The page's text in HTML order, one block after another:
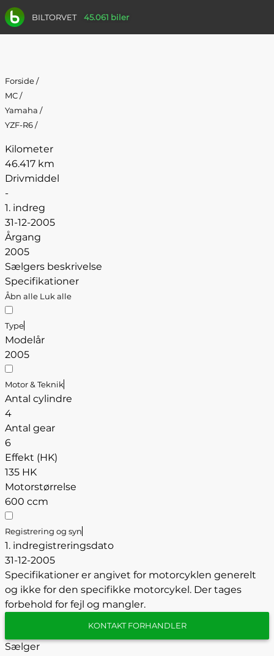
BILTORVET 45.061 biler
Forside/
MC/
Yamaha /
YZF-R6/
Kilometer
46.417 km
Drivmiddel
-
1. indreg
31-12-2005
Årgang
2005
Sælgers beskrivelse
Specifikationer
Åbn alle Luk alle
Type
Modelår
2005
Motor & Teknik
Antal cylindre
4
Antal gear
6
Effekt (HK)
135 HK
Motorstørrelse
600 ccm
Registrering og syn
1. indregistreringsdato
31-12-2005
Specifikationer er angivet for motorcyklen generelt
og ikke for den specifikke motorcykel. Der tages
forbehold for fejl og mangler.
KONTAKT FORHANDLER
Sælger